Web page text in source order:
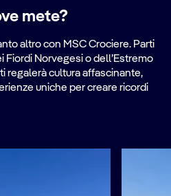
mete?
altro con MSC Crociere. Parti
Fiordi Norvegesi o dell’Estremo
regalerà cultura affascinante,
uniche per creare ricordi